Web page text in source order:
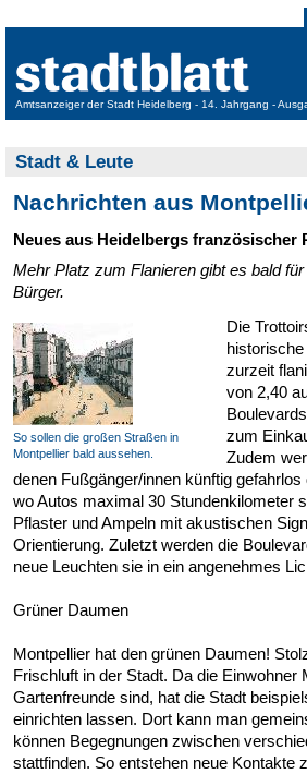
Amtsanzeiger der Stadt Heidelberg - 14. Jahrgang -
Stadt & Leute
Nachrichten aus
Neues aus Heidelbergs französischer
Mehr Platz zum Flanieren gibt es bald
Bürger.
So sollen die großen Straßen in
Montpellier bald aussehen.
Die
zurzeit
von 2,40
zum
Zudem
denen Fußgänger/innen künftig
wo Autos maximal 30 Stundenkilometer
Pflaster und Ampeln mit akustischen
Orientierung. Zuletzt werden die
neue Leuchten sie in ein angenehmes
Grüner Daumen
Montpellier hat den grünen Daumen!
Frischluft in der Stadt. Da die Einwohner
Gartenfreunde sind, hat die Stadt
einrichten lassen. Dort kann man
können Begegnungen zwischen
stattfinden. So entstehen neue Kontakte